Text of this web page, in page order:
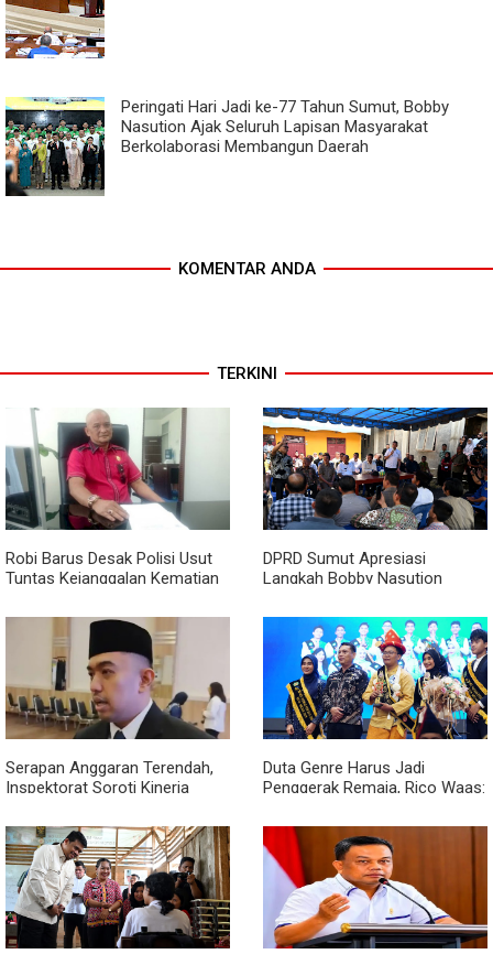
Peringati Hari Jadi ke-77 Tahun Sumut, Bobby
Nasution Ajak Seluruh Lapisan Masyarakat
Berkolaborasi Membangun Daerah
KOMENTAR ANDA
TERKINI
Robi Barus Desak Polisi Usut
Tuntas Kejanggalan Kematian
Minta Otopsi Ulang
DPRD Sumut Apresiasi
Langkah Bobby Nasution
Dinilai Percepat Pembangunan
Serapan Anggaran Terendah,
Inspektorat Soroti Kinerja
Duta Genre Harus Jadi
Penggerak Remaja, Rico Waas:
Acara